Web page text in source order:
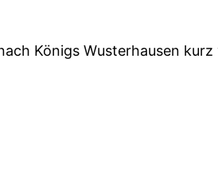
Königs Wusterhausen